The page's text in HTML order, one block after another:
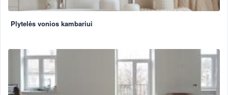
Plytelės vonios kambariui